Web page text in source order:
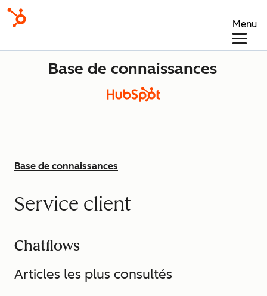
Menu
Base de connaissances
Base de connaissances
Service client
Chatflows
Articles les plus consultés